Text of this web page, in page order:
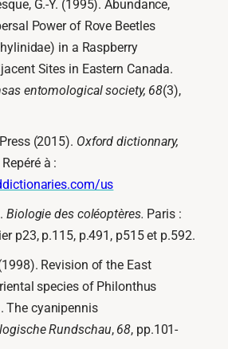
G.-Y. (1995). Abundance,
Power of Rove Beetles
in a Raspberry
Sites in Eastern Canada.
entomological society, 68(3),
(2015). Oxford dictionnary,
Repéré à :
us
Biologie des coléoptères. Paris :
p23, p.115, p.491, p515 et p.592.
Revision of the East
species of Philonthus
The cyanipennis
Rundschau, 68, pp.101-